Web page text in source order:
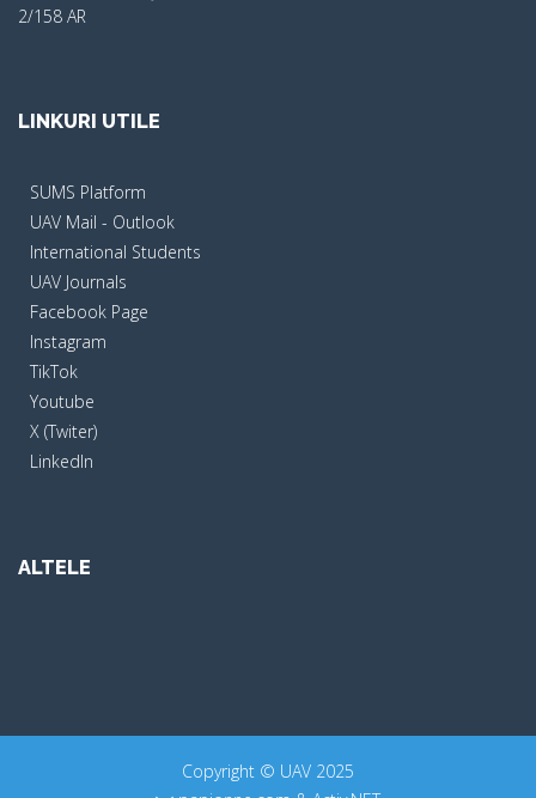
2/158 AR
LINKURI UTILE
SUMS Platform
UAV Mail - Outlook
International Students
UAV Journals
Facebook Page
Instagram
TikTok
Youtube
X (Twiter)
LinkedIn
ALTELE
Copyright © UAV 2025